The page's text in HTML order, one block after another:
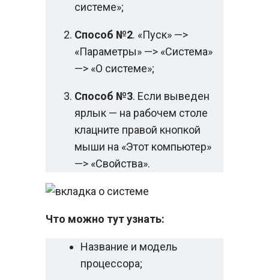
системе»;
Способ №2. «Пуск» —>
«Параметры» —> «Система»
—> «О системе»;
Способ №3. Если выведен
ярлык — на рабочем столе
клацните правой кнопкой
мыши на «Этот компьютер»
—> «Свойства».
Что можно тут узнать:
Название и модель
процессора;